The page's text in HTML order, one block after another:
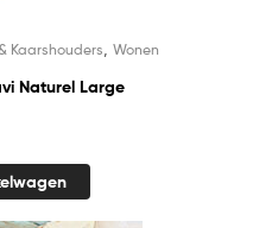
Kaarshouders, Wonen
Naturel Large